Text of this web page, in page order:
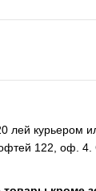
лей курьером
122, оф. 4.